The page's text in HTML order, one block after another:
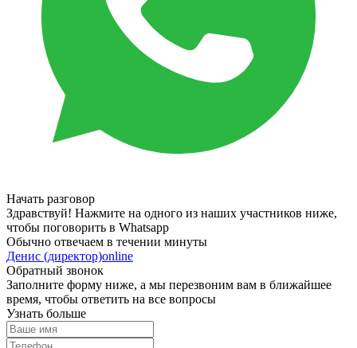
Начать разговор
Здравствуй! Нажмите на одного из наших участников ниже,
чтобы поговорить в Whatsapp
Обычно отвечаем в течении минуты
Денис (директор)online
Обратный звонок
Заполните форму ниже, а мы перезвоним вам в ближайшее
время, чтобы ответить на все вопросы
Узнать больше